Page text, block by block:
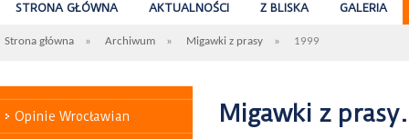
STRONA GŁÓWNA AKTUALNOŚCI Z BLISKA GALERIA
Strona główna » Archiwum » Migawki z prasy » 1999
Opinie Wrocławian Migawki z